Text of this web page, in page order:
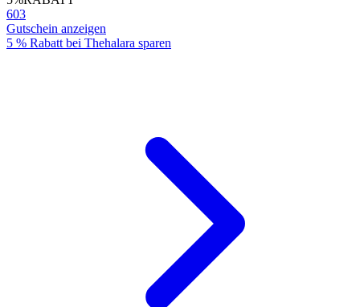
603
Gutschein anzeigen
5 % Rabatt bei Thehalara sparen